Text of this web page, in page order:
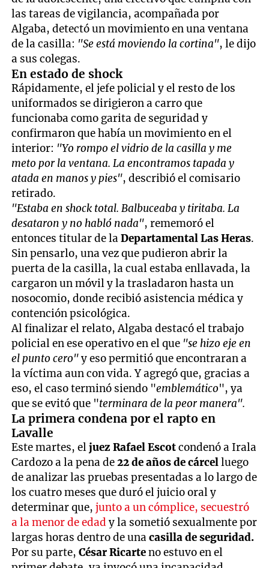
las tareas de vigilancia, acompañada por
Algaba, detectó un movimiento en una ventana
de la casilla: "Se está moviendo la cortina", le dijo
a sus colegas.
En estado de shock
Rápidamente, el jefe policial y el resto de los
uniformados se dirigieron a carro que
funcionaba como garita de seguridad y
confirmaron que había un movimiento en el
interior: "Yo rompo el vidrio de la casilla y me
meto por la ventana. La encontramos tapada y
atada en manos y pies", describió el comisario
retirado.
"Estaba en shock total. Balbuceaba y tiritaba. La
desataron y no habló nada", rememoró el
entonces titular de laDepartamental Las Heras.
Sin pensarlo, una vez que pudieron abrir la
puerta de la casilla, la cual estaba enllavada, la
cargaron un móvil y la trasladaron hasta un
nosocomio, donde recibió asistencia médica y
contención psicológica.
Al finalizar el relato, Algaba destacó el trabajo
policial en ese operativo en el que "se hizo eje en
el punto cero"y eso permitió que encontraran a
la víctima aun con vida. Y agregó que, gracias a
eso, el caso terminó siendo "emblemático", ya
que se evitó que "terminara de la peor manera".
La primera condena por el rapto en
Lavalle
Este martes, eljuez Rafael Escotcondenó a Irala
Cardozo a la pena de22 de años de cárcelluego
de analizar las pruebas presentadas a lo largo de
los cuatro meses que duró el juicio oral y
determinar que,junto a un cómplice, secuestró
a la menor de edad y la sometió sexualmente por
largas horas dentro de unacasilla de seguridad.
Por su parte,César Ricarteno estuvo en el